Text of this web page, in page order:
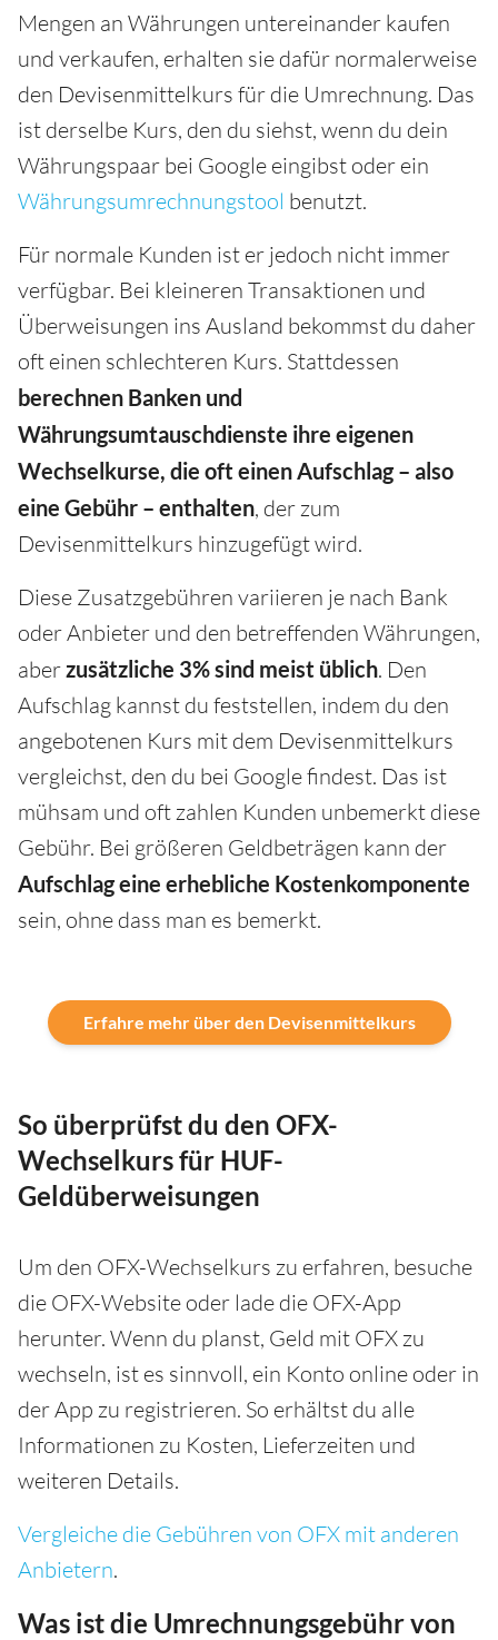
Mengen an Währungen untereinander kaufen
und verkaufen, erhalten sie dafür normalerweise
den Devisenmittelkurs für die Umrechnung. Das
ist derselbe Kurs, den du siehst, wenn du dein
Währungspaar bei Google eingibst oder ein
Währungsumrechnungstool benutzt.
Für normale Kunden ist er jedoch nicht immer
verfügbar. Bei kleineren Transaktionen und
Überweisungen ins Ausland bekommst du daher
oft einen schlechteren Kurs. Stattdessen
berechnen Banken und
Währungsumtauschdienste ihre eigenen
Wechselkurse, die oft einen Aufschlag – also
eine Gebühr – enthalten, der zum
Devisenmittelkurs hinzugefügt wird.
Diese Zusatzgebühren variieren je nach Bank
oder Anbieter und den betreffenden Währungen,
aberzusätzliche 3% sind meist üblich. Den
Aufschlag kannst du feststellen, indem du den
angebotenen Kurs mit dem Devisenmittelkurs
vergleichst, den du bei Google findest. Das ist
mühsam und oft zahlen Kunden unbemerkt diese
Gebühr. Bei größeren Geldbeträgen kann der
Aufschlag eine erhebliche Kostenkomponente
sein, ohne dass man es bemerkt.
Erfahre mehr über den Devisenmittelkurs
So überprüfst du den OFX-
Wechselkurs für HUF-
Geldüberweisungen
Um den OFX-Wechselkurs zu erfahren, besuche
die OFX-Website oder lade die OFX-App
herunter. Wenn du planst, Geld mit OFX zu
wechseln, ist es sinnvoll, ein Konto online oder in
der App zu registrieren. So erhältst du alle
Informationen zu Kosten, Lieferzeiten und
weiteren Details.
Vergleiche die Gebühren von OFX mit anderen
Anbietern.
Was ist die Umrechnungsgebühr von